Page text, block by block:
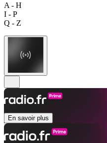
A - H
I - P
Q - Z
En savoir plus